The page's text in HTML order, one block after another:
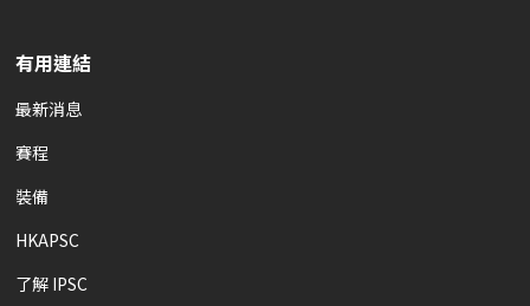
有用連結
最新消息
賽程
裝備
HKAPSC
了解 IPSC